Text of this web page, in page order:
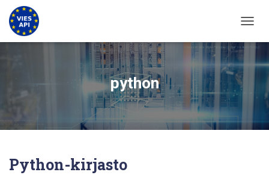
python
Python-kirjasto